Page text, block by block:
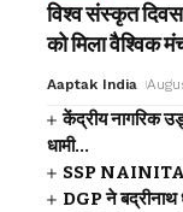
विश्व संस्कृत
को मिला वैश्विक
Aaptak India
केंद्रीय नागरिक
धामी…
SSP NAINITAL
DGP ने बद्रीनाथ